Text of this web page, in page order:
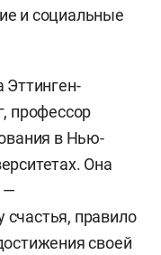
и социальные
Эттинген-
профессор
в Нью-
Она
—
правило
своей